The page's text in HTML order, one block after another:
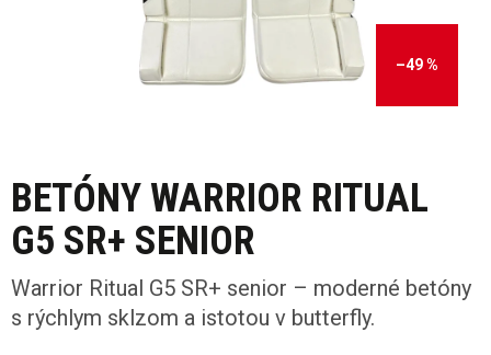
–49 %
BETÓNY WARRIOR RITUAL
G5 SR+ SENIOR
Warrior Ritual G5 SR+ senior – moderné betóny
s rýchlym sklzom a istotou v butterfly.